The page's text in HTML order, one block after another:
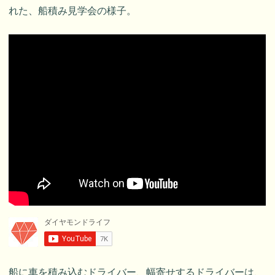
れた、船積み見学会の様子。
船に車を積み込むドライバー、幅寄せするドライバーは、